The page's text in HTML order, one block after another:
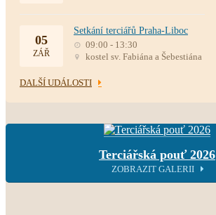
05
ZÁŘ
Setkání terciářů Praha-Liboc
09:00 - 13:30
kostel sv. Fabiána a Šebestiána
DALŠÍ UDÁLOSTI
Terciářská pouť 2026
ZOBRAZIT GALERII